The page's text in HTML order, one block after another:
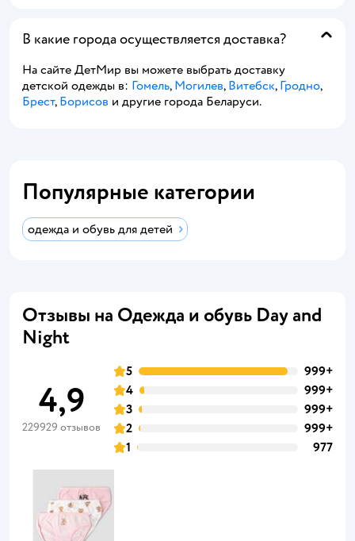
В какие города осуществляется доставка?
На сайте ДетМир вы можете выбрать доставку
детской одежды в: Гомель, Могилев, Витебск, Гродно,
Брест, Борисов и другие города Беларуси.
Популярные категории
одежда и обувь для детей
Отзывы на Одежда и обувь Day and
Night
4,9
229929 отзывов
5
999+
4
999+
3
999+
2
999+
1
977